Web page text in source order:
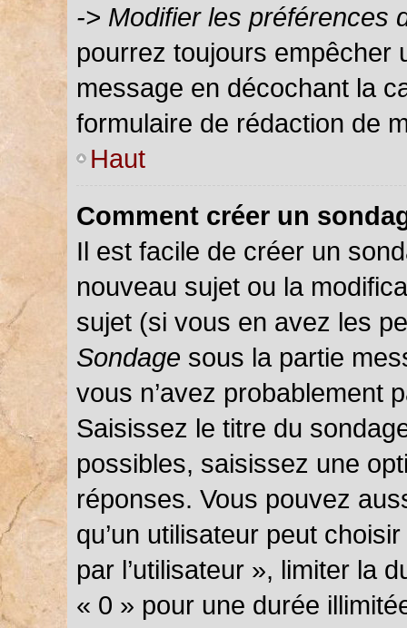
-> Modifier les préférences
pourrez toujours empêcher
message en décochant la
formulaire de rédaction de
Haut
Comment créer un
Il est facile de créer un
nouveau sujet ou la
sujet (si vous en avez les
Sondage sous la partie
vous n’avez probablement
Saisissez le titre du
possibles, saisissez une
réponses. Vous pouvez
qu’un utilisateur peut
par l’utilisateur », limiter la
« 0 » pour une durée